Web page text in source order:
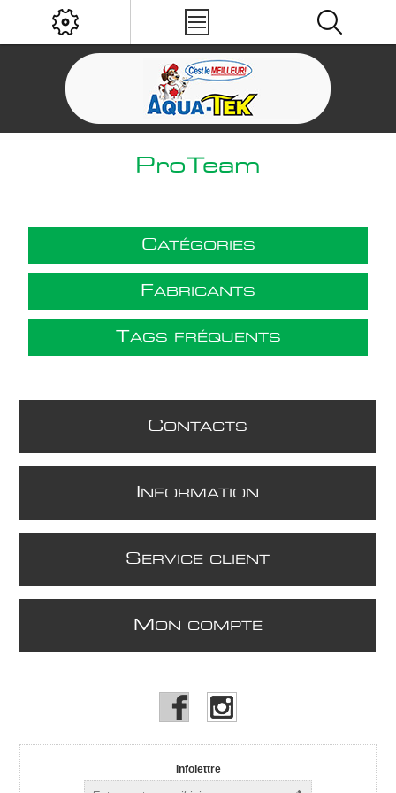
ProTeam
CATÉGORIES
FABRICANTS
TAGS FRÉQUENTS
CONTACTS
NFORMATION
S ERVICE CLIENT
M ON COMPTE
Infolettre